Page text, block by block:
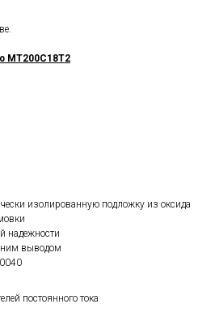
MT200C18T2
изолированную подложку из оксида
надежности
выводом
постоянного тока